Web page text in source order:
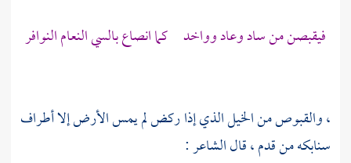
فيقبصن من ساد وعاد وواخد كما انصاع بالسي النعام النوافر
، والقبوص من الخيل الذي إذا ركض لم يمس الأرض إلا أطراف
سنابكه من قدم ، قال الشاعر :